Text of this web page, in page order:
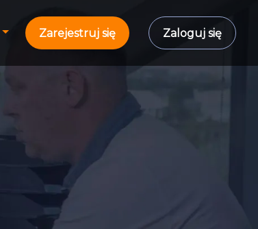
Zarejestruj się Zaloguj się